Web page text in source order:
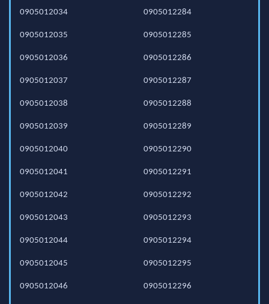
0905012034
0905012035
0905012036
0905012037
0905012038
0905012039
0905012040
0905012041
0905012042
0905012043
0905012044
0905012045
0905012046
0905012284
0905012285
0905012286
0905012287
0905012288
0905012289
0905012290
0905012291
0905012292
0905012293
0905012294
0905012295
0905012296